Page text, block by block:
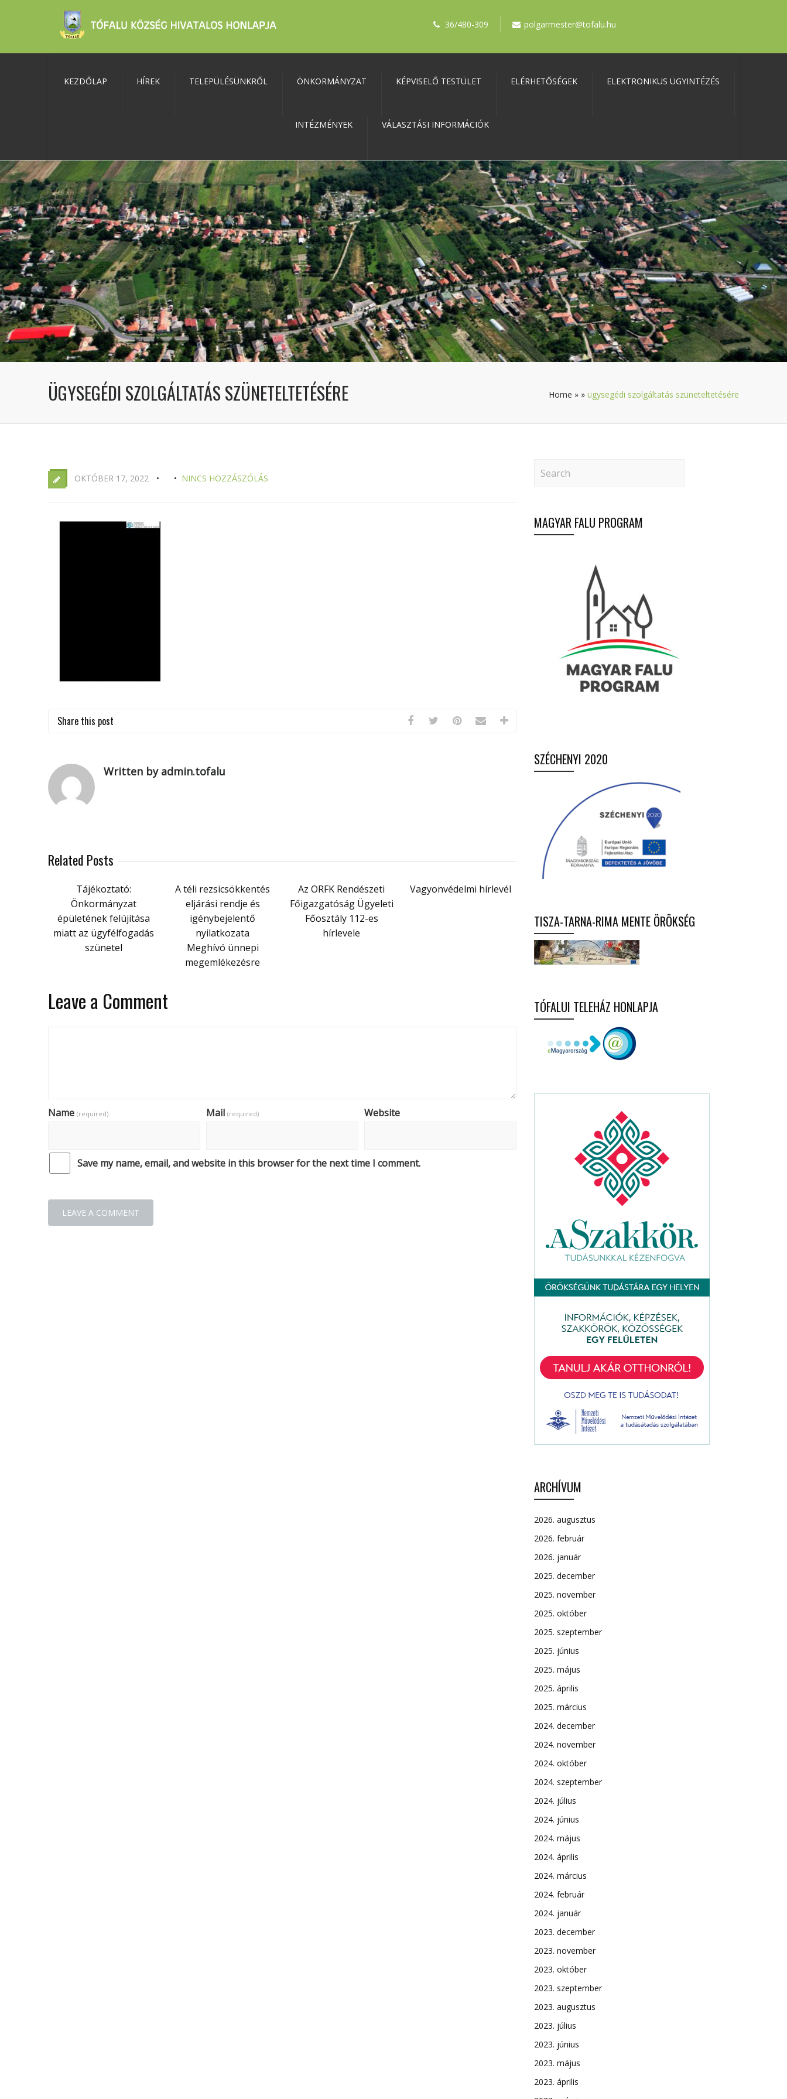
36/480-309 polgarmester@tofalu.hu
KEZDŐLAP HÍREK TELEPÜLÉSÜNKRŐL ÖNKORMÁNYZAT KÉPVISELŐ TESTÜLET ELÉRHETŐSÉGEK ELEKTRONIKUS ÜGYINTÉZÉS
INTÉZMÉNYEK VÁLASZTÁSI INFORMÁCIÓK
ÜGYSEGÉDI SZOLGÁLTATÁS SZÜNETELTETÉSÉRE Home » » ügysegédi szolgáltatás szüneteltetésére
OKTÓBER 17, 2022 NINCS HOZZÁSZÓLÁS
Share this post
Written by admin.tofalu
Related Posts
Tájékoztató:
Önkormányzat
épületének felújítása
miatt az ügyfélfogadás
szünetel
A téli rezsicsökkentés
eljárási rendje és
igénybejelentő
nyilatkozata
Az ORFK Rendészeti
Főigazgatóság Ügyeleti
Főosztály 112-es
hírlevele
Vagyonvédelmi hírlevél
Meghívó ünnepi
megemlékezésre
Leave a Comment
Name (required) Mail (required) Website
Save my name, email, and website in this browser for the next time I comment.
MAGYAR FALU PROGRAM
SZÉCHENYI 2020
TISZA-TARNA-RIMA MENTE ÖRÖKSÉG
TÓFALUI TELEHÁZ HONLAPJA
ARCHÍVUM
2026. augusztus
2026. február
2026. január
2025. december
2025. november
2025. október
2025. szeptember
2025. június
2025. május
2025. április
2025. március
2024. december
2024. november
2024. október
2024. szeptember
2024. július
2024. június
2024. május
2024. április
2024. március
2024. február
2024. január
2023. december
2023. november
2023. október
2023. szeptember
2023. augusztus
2023. július
2023. június
2023. május
2023. április